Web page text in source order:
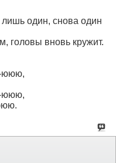
лишь один, снова один
головы вновь кружит.
ююю,
ююю,